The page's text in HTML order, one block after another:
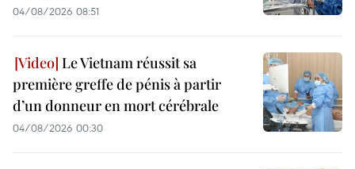
04/08/2026 08:51
Le Vietnam réussit sa
première greffe de pénis à partir
d’un donneur en mort cérébrale
04/08/2026 00:30